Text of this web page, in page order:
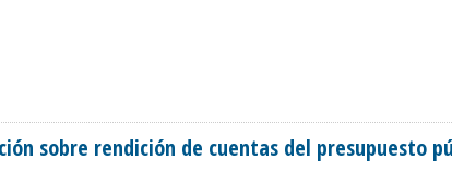
sobre rendición de cuentas del presupuesto